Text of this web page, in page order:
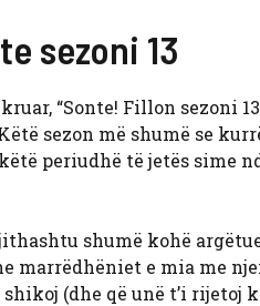
sezoni 13
“Sonte! Fillon sezoni
sezon më shumë se
periudhë të jetës sime
shumë kohë
e mia me
(dhe që unë t’i rijetoj